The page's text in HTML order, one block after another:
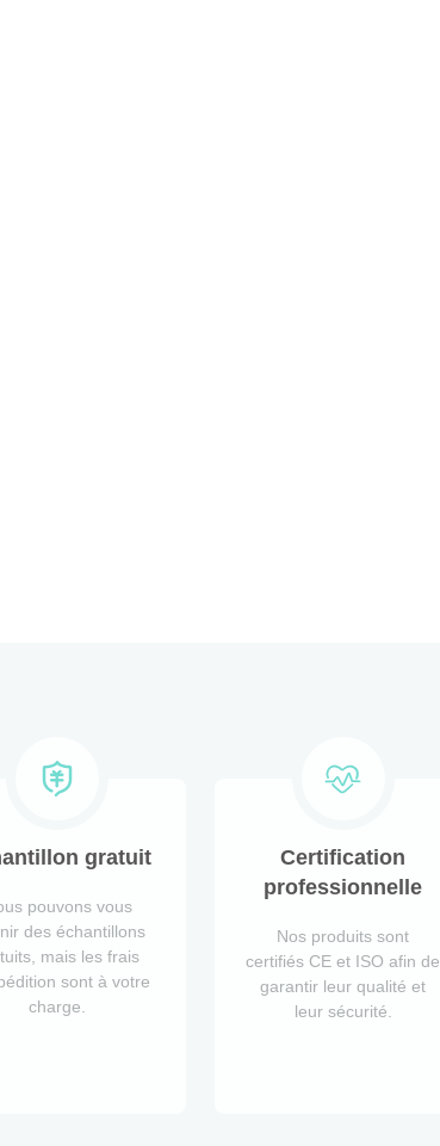
gratuit
pouvons vous
des échantillons
mais les frais
sont à votre
charge.
Certification
professionnelle
Nos produits sont
certifiés CE et ISO afin de
garantir leur qualité et
leur sécurité.